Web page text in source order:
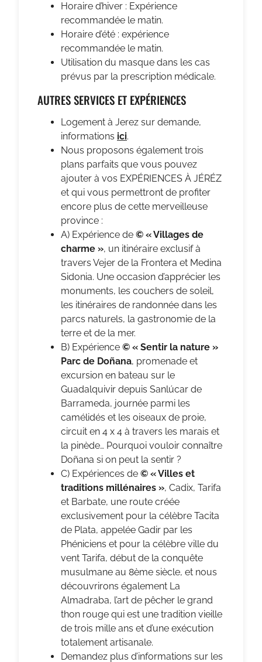
Horaire d’hiver : Expérience
recommandée le matin.
Horaire d’été : expérience
recommandée le matin.
Utilisation du masque dans les cas
prévus par la prescription médicale.
AUTRES SERVICES ET EXPÉRIENCES
Logement à Jerez sur demande,
informations ici.
Nous proposons également trois
plans parfaits que vous pouvez
ajouter à vos EXPÉRIENCES À JÉRÉZ
et qui vous permettront de profiter
encore plus de cette merveilleuse
province :
A) Expérience de © « Villages de
charme », un itinéraire exclusif à
travers Vejer de la Frontera et Medina
Sidonia. Une occasion d’apprécier les
monuments, les couchers de soleil,
les itinéraires de randonnée dans les
parcs naturels, la gastronomie de la
terre et de la mer.
B) Expérience © « Sentir la nature »
Parc de Doñana, promenade et
excursion en bateau sur le
Guadalquivir depuis Sanlúcar de
Barrameda, journée parmi les
camélidés et les oiseaux de proie,
circuit en 4 x 4 à travers les marais et
la pinède… Pourquoi vouloir connaître
Doñana si on peut la sentir ?
C) Expériences de © « Villes et
traditions millénaires », Cadix, Tarifa
et Barbate, une route créée
exclusivement pour la célèbre Tacita
de Plata, appelée Gadir par les
Phéniciens et pour la célèbre ville du
vent Tarifa, début de la conquête
musulmane au 8ème siècle, et nous
découvrirons également La
Almadraba, l’art de pêcher le grand
thon rouge qui est une tradition vieille
de trois mille ans et d’une exécution
totalement artisanale.
Demandez plus d’informations sur les